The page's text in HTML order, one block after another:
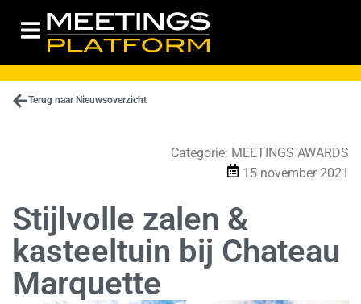
Terug naar Nieuwsoverzicht
Categorie: MEETINGS AWARDS
15 november 2021
Stijlvolle zalen &
kasteeltuin bij Chateau
Marquette